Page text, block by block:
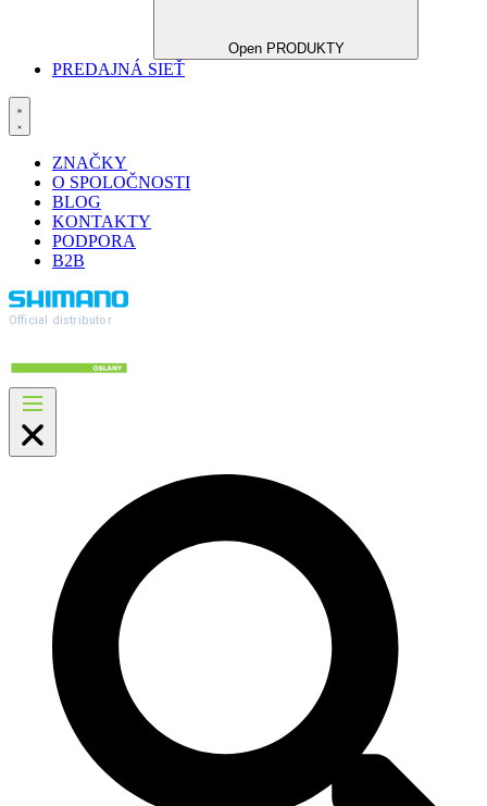
Open PRODUKTY
PREDAJNÁ SIEŤ
ZNAČKY
O SPOLOČNOSTI
BLOG
KONTAKTY
PODPORA
B2B
Official distributor